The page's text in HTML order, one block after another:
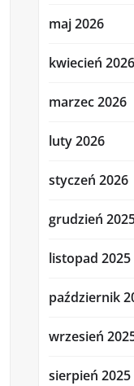
maj 2026
kwiecień 2026
marzec 2026
luty 2026
styczeń 2026
grudzień
listopad 2025
październik
wrzesień
sierpień 2025